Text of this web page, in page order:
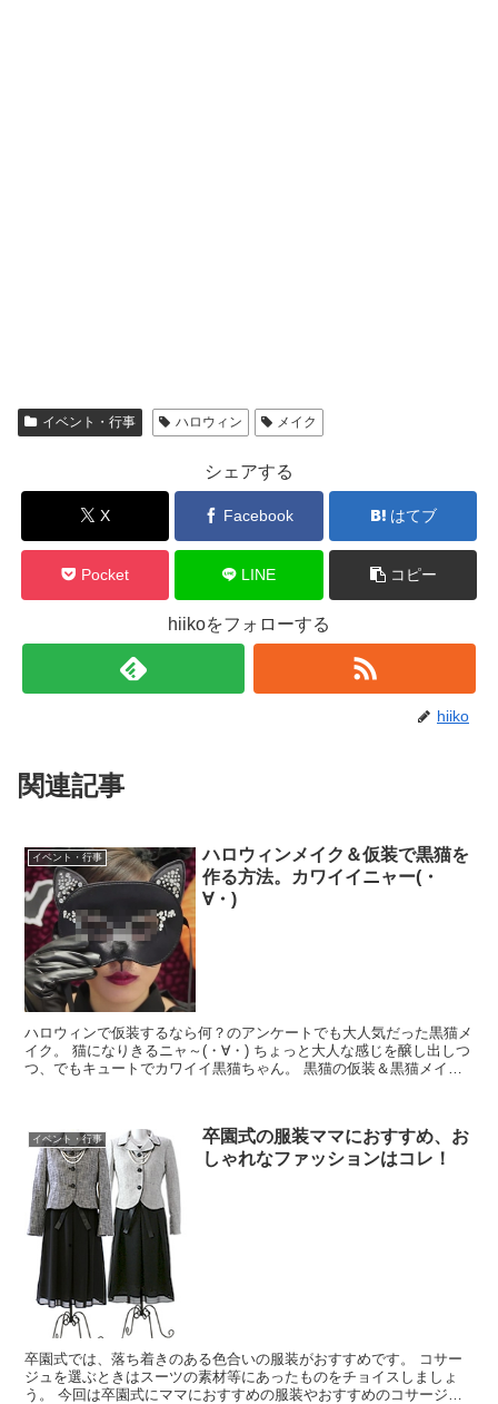
イベント・行事 ハロウィン メイク
シェアする
X Facebook はてブ
Pocket LINE コピー
hiikoをフォローする
hiiko
関連記事
イベント・行事
ハロウィンメイク＆仮装で黒猫を
作る方法。カワイイニャー(・
∀・)
ハロウィンで仮装するなら何？のアンケートでも大人気だった黒猫メ
イク。 猫になりきるニャ～(・∀・) ちょっと大人な感じを醸し出しつ
つ、でもキュートでカワイイ黒猫ちゃん。 黒猫の仮装＆黒猫メイク
イベント・行事
卒園式の服装ママにおすすめ、お
しゃれなファッションはコレ！
卒園式では、落ち着きのある色合いの服装がおすすめです。 コサー
ジュを選ぶときはスーツの素材等にあったものをチョイスしましょ
う。 今回は卒園式にママにおすすめの服装やおすすめのコサージ